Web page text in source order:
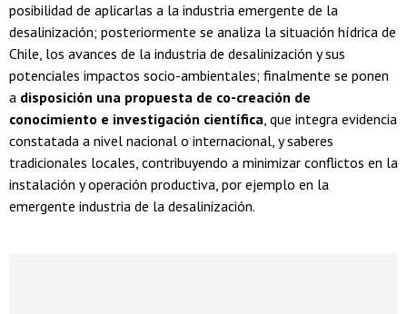
posibilidad de aplicarlas a la industria emergente de la
desalinización; posteriormente se analiza la situación hídrica de
Chile, los avances de la industria de desalinización y sus
potenciales impactos socio-ambientales; finalmente se ponen
a disposición una propuesta de co-creación de
conocimiento e investigación científica, que integra evidencia
constatada a nivel nacional o internacional, y saberes
tradicionales locales, contribuyendo a minimizar conflictos en la
instalación y operación productiva, por ejemplo en la
emergente industria de la desalinización.